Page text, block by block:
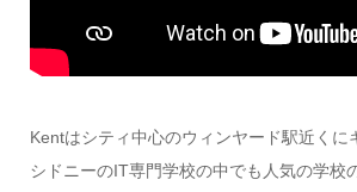
Kentはシティ中心のウィンヤード駅近くに
シドニーのIT専門学校の中でも人気の学校